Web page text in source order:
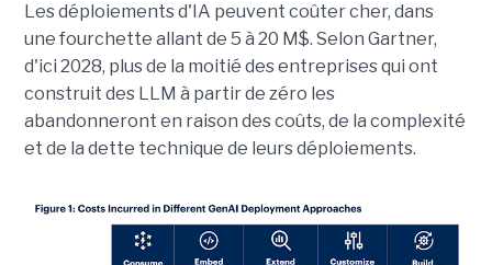
Les déploiements d'IA peuvent coûter cher, dans
une fourchette allant de 5 à 20 M$. Selon Gartner,
d'ici 2028, plus de la moitié des entreprises qui ont
construit des LLM à partir de zéro les
abandonneront en raison des coûts, de la complexité
et de la dette technique de leurs déploiements.